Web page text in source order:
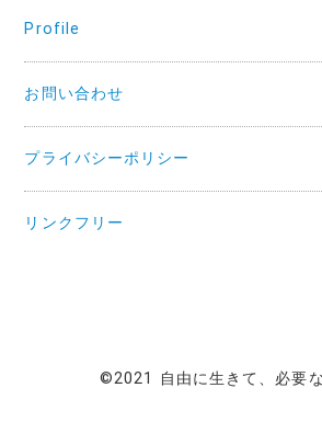
Profile
お問い合わせ
プライバシーポリシー
リンクフリー
©2021 自由に生きて、必要な